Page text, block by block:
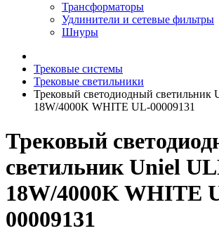
Трансформаторы
Удлинители и сетевые фильтры
Шнуры
Трековые системы
Трековые светильники
Трековый светодиодный светильник
18W/4000K WHITE UL-00009131
Трековый
светильник Uniel
18W/4000K WHITE
00009131